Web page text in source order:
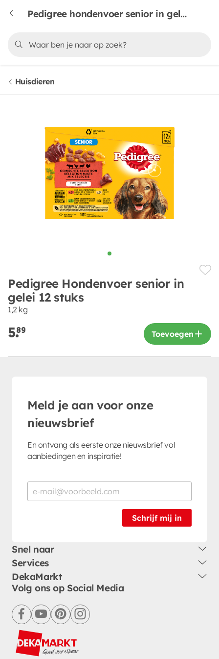
Pedigree hondenvoer senior in gelei 12 stuks
Huisdieren
Pedigree Hondenvoer senior in
gelei 12 stuks
1,2 kg
5.89 Toevoegen
Meld je aan voor onze
nieuwsbrief
En ontvang als eerste onze nieuwsbrief vol
aanbiedingen en inspiratie!
Schrijf mij in
Snel naar
Services
DekaMarkt
Volg ons op Social Media
facebookyoutubepinterestinstagram